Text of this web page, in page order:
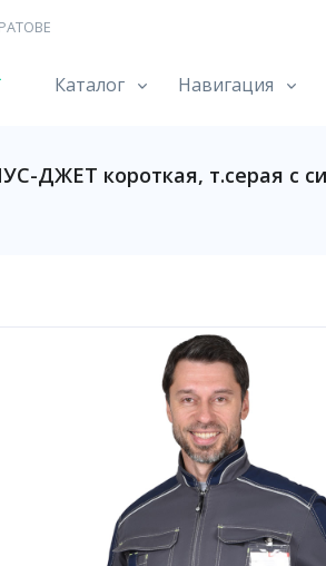
Каталог Навигация
ДЖЕТ короткая, т.серая с